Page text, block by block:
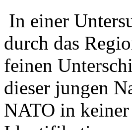
In einer
durch das
feinen
dieser jungen
NATO in